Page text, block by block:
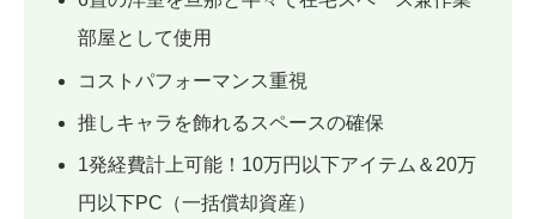
部屋として使用
コストパフォーマンス重視
推しキャラを飾れるスペースの確保
1発経費計上可能！10万円以下アイテム＆20万
円以下PC（一括償却資産）